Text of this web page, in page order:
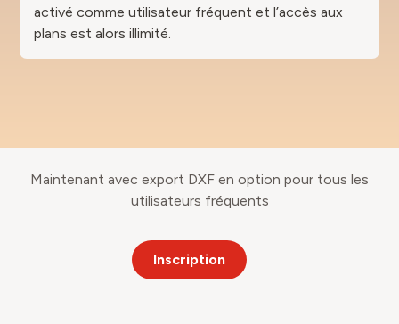
activé comme utilisateur fréquent et l’accès aux
plans est alors illimité.
Maintenant avec export DXF en option pour tous les
utilisateurs fréquents
Inscription